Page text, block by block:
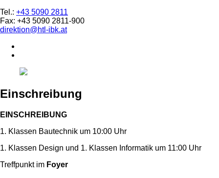
Tel.: +43 5090 2811
Fax: +43 5090 2811-900
direktion@htl-ibk.at
Einschreibung
EINSCHREIBUNG
1. Klassen Bautechnik um 10:00 Uhr
1. Klassen Design und 1. Klassen Informatik um 11:00 Uhr
Treffpunkt im Foyer